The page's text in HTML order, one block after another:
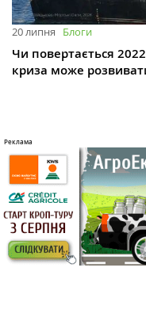
20 липня Блоги
Чи повертається
криза може